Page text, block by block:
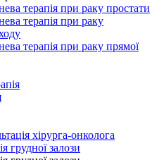
терапія при раку простати
терапія при раку
терапія при раку прямої
хірурга-онколога
грудної залози